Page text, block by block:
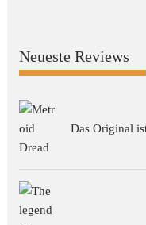
Neueste Reviews
Das Original